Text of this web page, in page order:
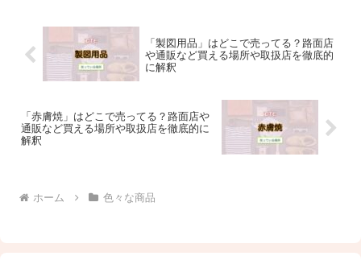
「製図用品」はどこで売ってる？路面店
や通販など買える場所や取扱店を徹底的
に解釈
「赤膚焼」はどこで売ってる？路面店や
通販など買える場所や取扱店を徹底的に
解釈
ホーム 色々な商品